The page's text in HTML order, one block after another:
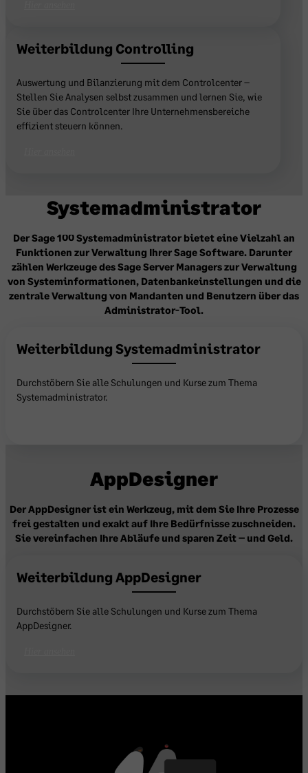
Weiterbildung Controlling
Auswertung und Bilanzierung mit dem Controlcenter –
Stellen Sie Analysen selbst zusammen und lernen Sie, wie
Sie über das Controlcenter Ihre Unternehmensbereiche
effizient steuern können.
Systemadministrator
Der Sage 100 Systemadministrator bietet eine Vielzahl an
Funktionen zur Verwaltung Ihrer Sage Software. Darunter
zählen Werkzeuge des Sage Server Managers zur Verwaltung
von Systeminformationen, Datenbankeinstellungen und die
zentrale Verwaltung von Mandanten und Benutzern über das
Administrator-Tool.
Weiterbildung Systemadministrator
Durchstöbern Sie alle Schulungen und Kurse zum Thema
Systemadministrator.
AppDesigner
Der AppDesigner ist ein Werkzeug, mit dem Sie Ihre Prozesse
frei gestalten und exakt auf Ihre Bedürfnisse zuschneiden.
Sie vereinfachen Ihre Abläufe und sparen Zeit – und Geld.
Weiterbildung AppDesigner
Durchstöbern Sie alle Schulungen und Kurse zum Thema
AppDesigner.